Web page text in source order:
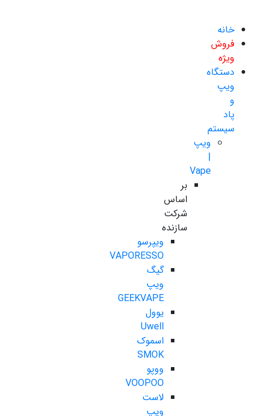
خانه
فروش
ویژه
دستگاه
ویپ
و
پاد
سیستم
ویپ
|
Vape
بر
اساس
شرکت
سازنده
ویپرسو
VAPORESSO
گیگ
ویپ
GEEKVAPE
یوول
Uwell
اسموک
SMOK
ووپو
VOOPOO
لاست
ویپ